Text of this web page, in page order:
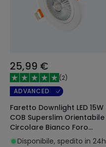
25,99 €
(2)
ADVANCED
Faretto Downlight LED 15W
COB Superslim Orientabile
Circolare Bianco Foro
Ø100mm No Flicker LIFUD
Disponibile, spedito in 24h